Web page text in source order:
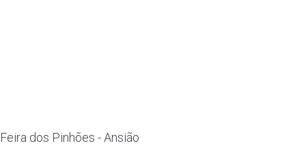
Feira dos Pinhões - Ansião